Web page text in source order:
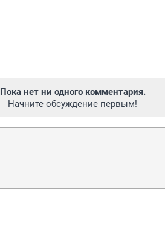
Пока нет ни одного комментария.
Начните обсуждение первым!